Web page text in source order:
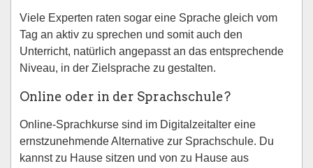
Viele Experten raten sogar eine Sprache gleich vom
Tag an aktiv zu sprechen und somit auch den
Unterricht, natürlich angepasst an das entsprechende
Niveau, in der Zielsprache zu gestalten.
Online oder in der Sprachschule?
Online-Sprachkurse sind im Digitalzeitalter eine
ernstzunehmende Alternative zur Sprachschule. Du
kannst zu Hause sitzen und von zu Hause aus